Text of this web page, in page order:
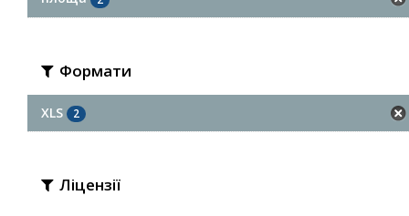
Формати
XLS 2
Ліцензії